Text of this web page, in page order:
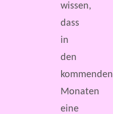
wissen,
dass
in
den
kommenden
Monaten
eine